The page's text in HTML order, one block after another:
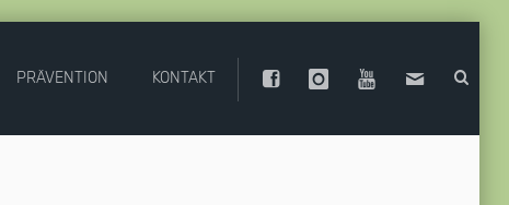
PRÄVENTION KONTAKT